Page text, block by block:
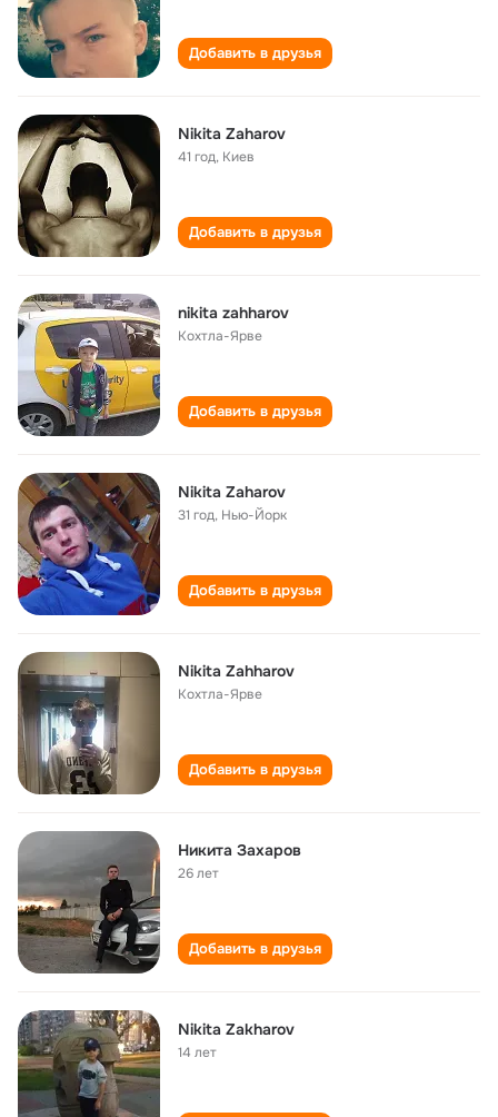
Добавить в друзья
Nikita Zaharov
41 год, Киев
Добавить в друзья
nikita zahharov
Кохтла-Ярве
Добавить в друзья
Nikita Zaharov
31 год, Нью-Йорк
Добавить в друзья
Nikita Zahharov
Кохтла-Ярве
Добавить в друзья
Никита Захаров
26 лет
Добавить в друзья
Nikita Zakharov
14 лет